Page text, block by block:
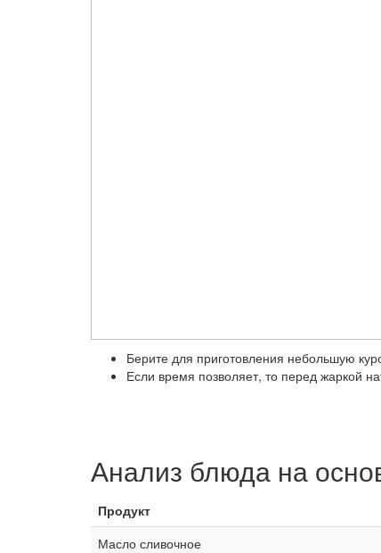
Берите для приготовления небольшую
Если время позволяет, то перед жаркой
Анализ блюда на
Продукт
Масло сливочное